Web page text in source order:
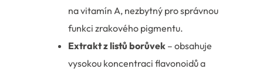
na vitamín A, nezbytný pro správnou
funkci zrakového pigmentu.
Extrakt z listů borůvek – obsahuje
vysokou koncentraci flavonoidů a